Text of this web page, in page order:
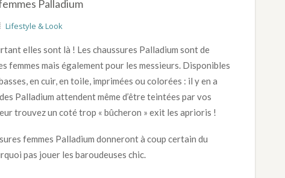
Palladium
Lifestyle & Look
elles sont là ! Les chaussures Palladium sont de
femmes mais également pour les messieurs. Disponibles
en cuir, en toile, imprimées ou colorées : il y en a
Palladium attendent même d’être teintées par vos
trouvez un coté trop « bûcheron » exit les aprioris !
femmes Palladium donneront à coup certain du
pas jouer les baroudeuses chic.